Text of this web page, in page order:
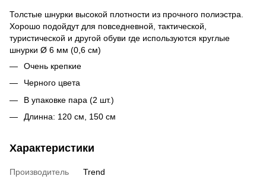
Толстые шнурки высокой плотности из прочного полиэстра.
Хорошо подойдут для повседневной, тактической,
туристической и другой обуви где используются круглые
шнурки Ø 6 мм (0,6 см)
Очень крепкие
Черного цвета
В упаковке пара (2 шт.)
Длинна: 120 см, 150 см
Характеристики
Производитель
Trend